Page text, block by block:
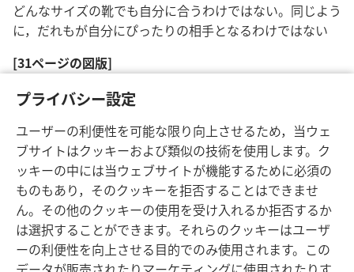
プライバシー設定
ユーザーの利便性を可能な限り向上させるため，当ウェ
ブサイトはクッキーおよび類似の技術を使用します。ク
ッキーの中には当ウェブサイトが機能するために必須の
ものもあり，そのクッキーを拒否することはできませ
ん。その他のクッキーの使用を受け入れるか拒否するか
は選択することができます。それらのクッキーはユーザ
ーの利便性を向上させる目的でのみ使用されます。この
どんなサイズの靴でも自分に合うわけではない。同じよう
に，だれもが自分にぴったりの相手となるわけではない
[31ページの図版]
車を選ぶとき，見た目以外のところにも目を向けるのは重
う言える
日本語 シェアする 設定
Copyright© 2026 Watch Tower Bible and Tract Society of Pennsylvania